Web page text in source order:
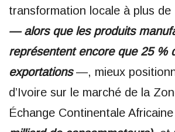
transformation locale à plus de
— alors que les produits
représentent encore que 25 %
exportations—, mieux
d’Ivoire sur le marché de la
Échange Continentale Africaine